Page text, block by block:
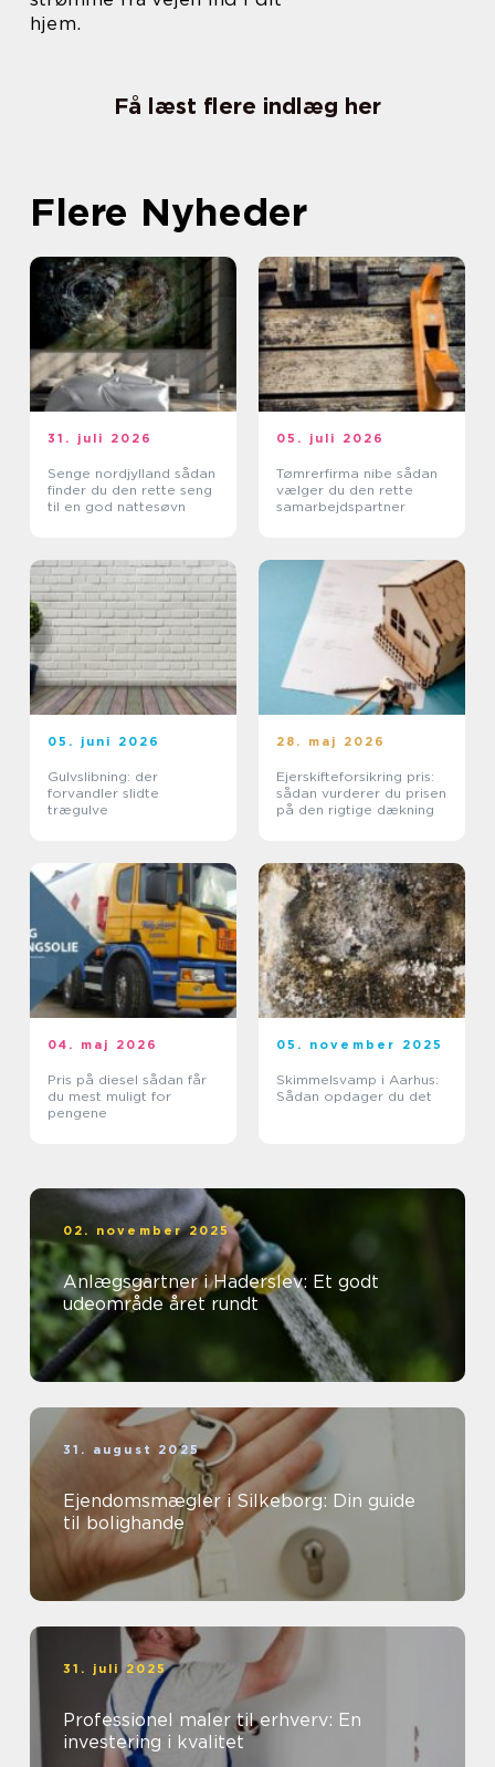
hjem.
Få læst flere indlæg her
Flere Nyheder
31. juli 2026
Senge nordjylland sådan
finder du den rette seng
til en god nattesøvn
05. juli 2026
Tømrerfirma nibe sådan
vælger du den rette
samarbejdspartner
05. juni 2026
Gulvslibning: der
forvandler slidte
trægulve
28. maj 2026
Ejerskifteforsikring pris:
sådan vurderer du prisen
på den rigtige dækning
04. maj 2026
Pris på diesel sådan får
du mest muligt for
pengene
05. november 2025
Skimmelsvamp i Aarhus:
Sådan opdager du det
02. november 2025
Anlægsgartner i Haderslev: Et godt
udeområde året rundt
31. august 2025
Ejendomsmægler i Silkeborg: Din guide
til bolighande
31. juli 2025
Professionel maler til erhverv: En
investering i kvalitet